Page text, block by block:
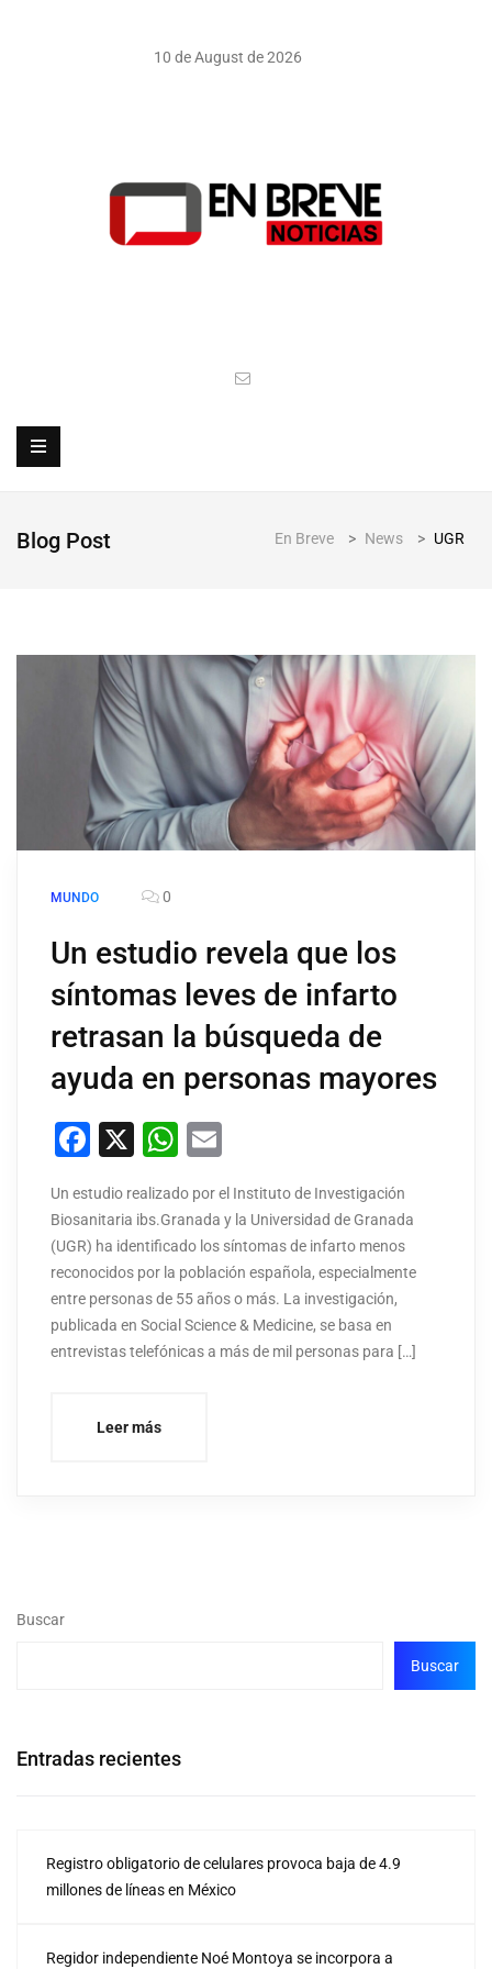
10 de August de 2026
Blog Post En Breve > News > UGR
MUNDO 0
Un estudio revela que los
síntomas leves de infarto
retrasan la búsqueda de
ayuda en personas mayores
Facebook
X WhatsApp
Un estudio realizado por el Instituto de Investigación
Biosanitaria ibs.Granada y la Universidad de Granada
(UGR) ha identificado los síntomas de infarto menos
reconocidos por la población española, especialmente
entre personas de 55 años o más. La investigación,
publicada en Social Science & Medicine, se basa en
entrevistas telefónicas a más de mil personas para […]
Leer más
Buscar
Buscar
Entradas recientes
Registro obligatorio de celulares provoca baja de 4.9
millones de líneas en México
Regidor independiente Noé Montoya se incorpora a